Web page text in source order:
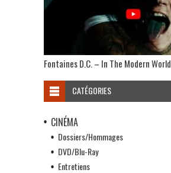
Fontaines D.C. – In The Modern World
CATÉGORIES
CINÉMA
Dossiers/Hommages
DVD/Blu-Ray
Entretiens